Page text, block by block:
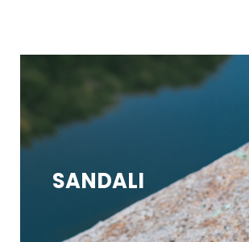
SANDALI